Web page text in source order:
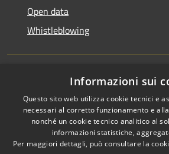
Open data
Whistleblowing
Accessibilità
Privacy
Mappa del sito
Pieve
Informazioni sui
Questo sito web utilizza cookie tecnici e
necessari al corretto funzionamento e
nonché un cookie tecnico analitico al
informazioni statistiche,
Per maggiori dettagli, può consultare la